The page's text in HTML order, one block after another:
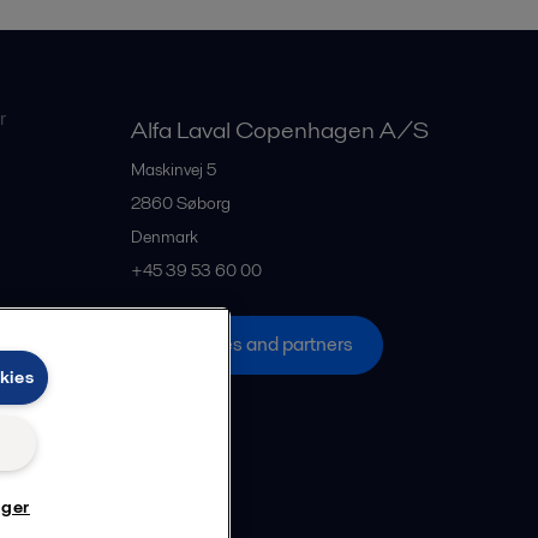
Alfa Laval Copenhagen A/S
Maskinvej 5
2860Søborg
Denmark
+45 39 53 60 00
All offices and partners